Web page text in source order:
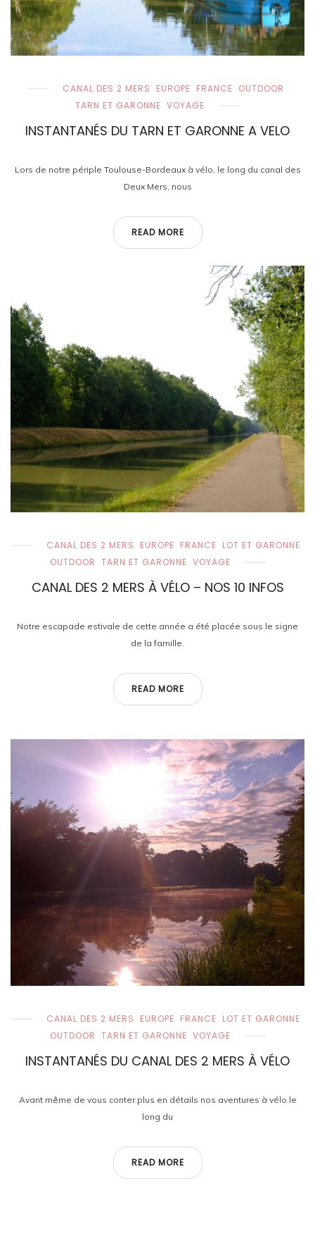
CANAL DES 2 MERS EUROPE FRANCE OUTDOOR
TARN ET GARONNE VOYAGE
INSTANTANÉS DU TARN ET GARONNE A VELO
Lors de notre périple Toulouse-Bordeaux à vélo, le long du canal des
Deux Mers, nous
READ MORE
CANAL DES 2 MERS EUROPE FRANCE LOT ET GARONNE
OUTDOOR TARN ET GARONNE VOYAGE
CANAL DES 2 MERS À VÉLO – NOS 10 INFOS
Notre escapade estivale de cette année a été placée sous le signe
de la famille.
READ MORE
CANAL DES 2 MERS EUROPE FRANCE LOT ET GARONNE
OUTDOOR TARN ET GARONNE VOYAGE
INSTANTANÉS DU CANAL DES 2 MERS À VÉLO
Avant même de vous conter plus en détails nos aventures à vélo le
long du
READ MORE